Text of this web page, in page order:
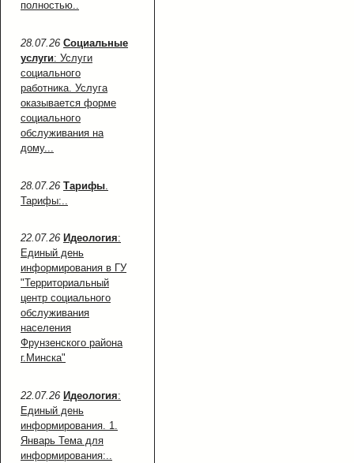
полностью..
28.07.26 Социальные
услуги: Услуги
социального
работника. Услуга
оказывается форме
социального
обслуживания на
дому...
28.07.26 Тарифы
Тарифы:..
22.07.26 Идеология:
Единый день
информирования в ГУ
"Территориальный
центр социального
обслуживания
населения
Фрунзенского района
г.Минска"
22.07.26 Идеология:
Единый день
информирования. 1.
Январь Тема для
информирования:..